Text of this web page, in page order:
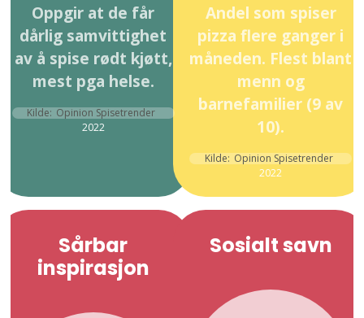
Oppgir at de får
dårlig samvittighet
av å spise rødt kjøtt,
mest pga helse.
Kilde: Opinion Spisetrender
2022
Andel som spiser
pizza flere ganger i
måneden. Flest blant
menn og
barnefamilier (9 av
10).
Kilde: Opinion Spisetrender
2022
Sårbar
inspirasjon
Sosialt savn